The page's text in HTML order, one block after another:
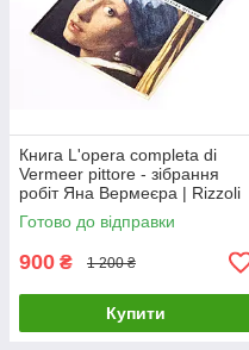
Книга L'opera completa di
Vermeer pittore - зібрання
робіт Яна Вермеєра | Rizzoli
Готово до відправки
900 ₴ 1 200 ₴
Купити